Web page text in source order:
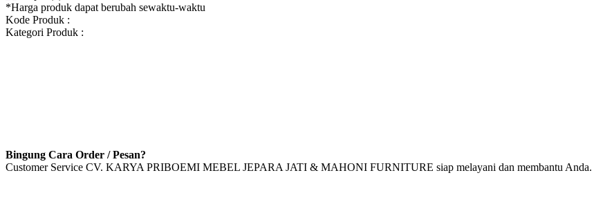
*Harga produk dapat berubah sewaktu-waktu
Kode Produk :
Kategori Produk :
Bingung Cara Order / Pesan?
Customer Service CV. KARYA PRIBOEMI MEBEL JEPARA JATI & MAHONI FURNITURE siap melayani dan membantu Anda.